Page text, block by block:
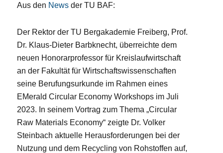
Aus den News der TU BAF:
Der Rektor der TU Bergakademie Freiberg, Prof.
Dr. Klaus-Dieter Barbknecht, überreichte dem
neuen Honorarprofessor für Kreislaufwirtschaft
an der Fakultät für Wirtschaftswissenschaften
seine Berufungsurkunde im Rahmen eines
EMerald Circular Economy Workshops im Juli
2023. In seinem Vortrag zum Thema „Circular
Raw Materials Economy“ zeigte Dr. Volker
Steinbach aktuelle Herausforderungen bei der
Nutzung und dem Recycling von Rohstoffen auf,